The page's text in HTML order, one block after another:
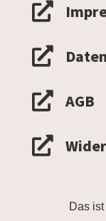


 AGB

Das